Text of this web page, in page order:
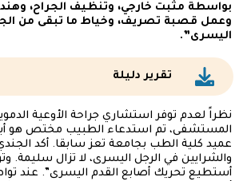
بواسطة مثبت خارجي، وتنظيف الجراح،
وعمل قصبة تصريف، وخياط ما تبقى من
اليسرى”.
تقرير دليلة
نظراً لعدم توفر استشاري جراحة الأوعية
المستشفى، تم استدعاء الطبيب مختص هو
عميد كلية الطب بجامعة تعز سابقا. أكد الجندي
والشرايين في الرجل اليسرى، لا تزال سليمة.
أستطيع تحريك أصابع القدم اليسرى”. عند